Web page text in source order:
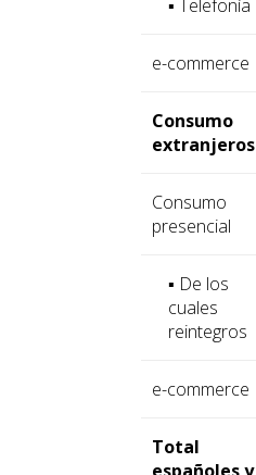
▪ Telefonía
e-commerce
Consumo
extranjeros
Consumo
presencial
▪ De los
cuales
reintegros
e-commerce
Total